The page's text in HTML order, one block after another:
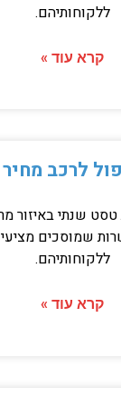
ללקוחותיהם.
קרא עוד »
לרכב מחיר
שנתי באיזור
שמוסכים
ללקוחותיהם.
קרא עוד »